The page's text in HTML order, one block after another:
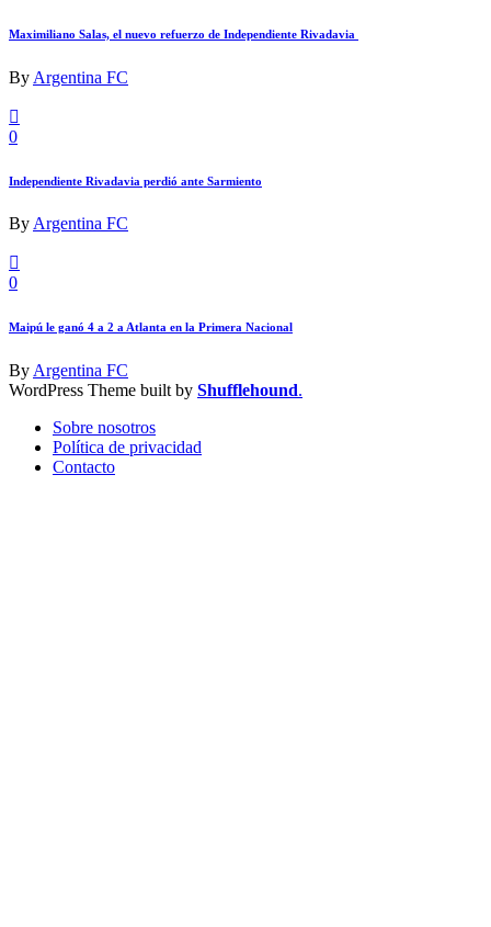
Maximiliano Salas, el nuevo refuerzo de Independiente Rivadavia
By Argentina FC
0
Independiente Rivadavia perdió ante Sarmiento
ByArgentina FC
0
Maipú le ganó 4 a 2 a Atlanta en la Primera Nacional
ByArgentina FC
WordPress Theme built by Shufflehound.
Sobre nosotros
Política de privacidad
Contacto